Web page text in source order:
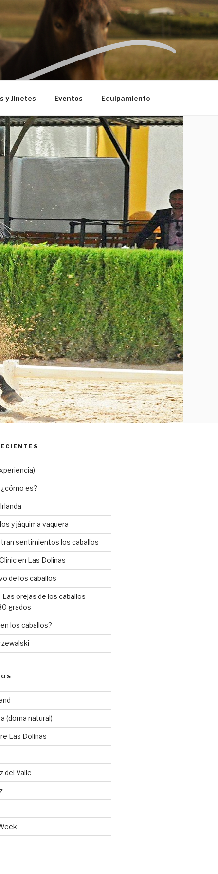
y Jinetes Eventos Equipamiento
¿cómo es?
y jáquima vaquera
sentimientos los caballos
en Las Dolinas
de los caballos
Las orejas de los caballos
grados
los caballos?
(doma natural)
Las Dolinas
del Valle